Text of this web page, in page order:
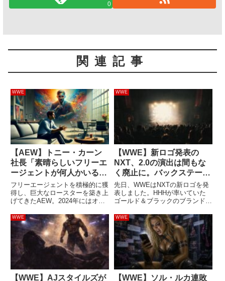
0
関連記事
WWE
【AEW】トニー・カーン
社長「素晴らしいフリーエ
ージェントが何人かいる。
今後も積極的に獲得を狙
う」
フリーエージェントを積極的に獲
得し、巨大なロースターを築き上
げてきたAEW。2024年にはオカ
イ、メルセデス・モネらを獲得。
ロースターが拡大を続けることに
よる問題も指摘されていますが、
トニー・カーン社長が積極性...
WWE
【WWE】新ロゴ発表の
NXT、2.0の演出は間もな
く廃止に。バックステージ
の重要人物も復帰
先日、WWEはNXTの新ロゴを発
表しました。HHHが率いていた
ゴールド＆ブラックのブランドカ
向性を意味しているかもしれませ
ん。レスリング・オブザーバーに
よれば、2021年に始まった2.0の
演出デザインはまもなく...
WWE
【WWE】AJスタイルズが
WWE
【WWE】ソル・ルカ連敗